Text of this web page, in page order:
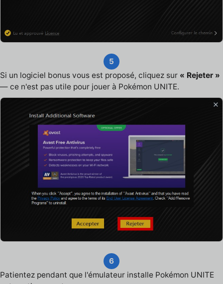
5
Si un logiciel bonus vous est proposé, cliquez sur « Rejeter »
— ce n'est pas utile pour jouer à Pokémon UNITE.
6
Patientez pendant que l'émulateur installe Pokémon UNITE